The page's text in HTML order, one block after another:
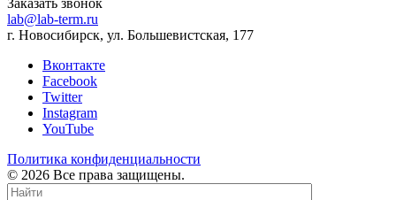
lab@lab-term.ru
г. Новосибирск, ул. Большевистская, 177
Вконтакте
Facebook
Twitter
Instagram
YouTube
Политика конфиденциальности
© 2026 Все права защищены.